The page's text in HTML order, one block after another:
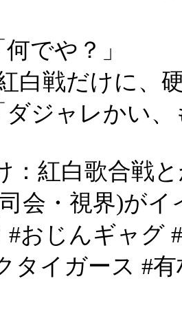
でや？」
白戦だけに、
ジャレかい、
紅白歌合戦
会・視界)がイ
#おじんギャグ
タイガース #有